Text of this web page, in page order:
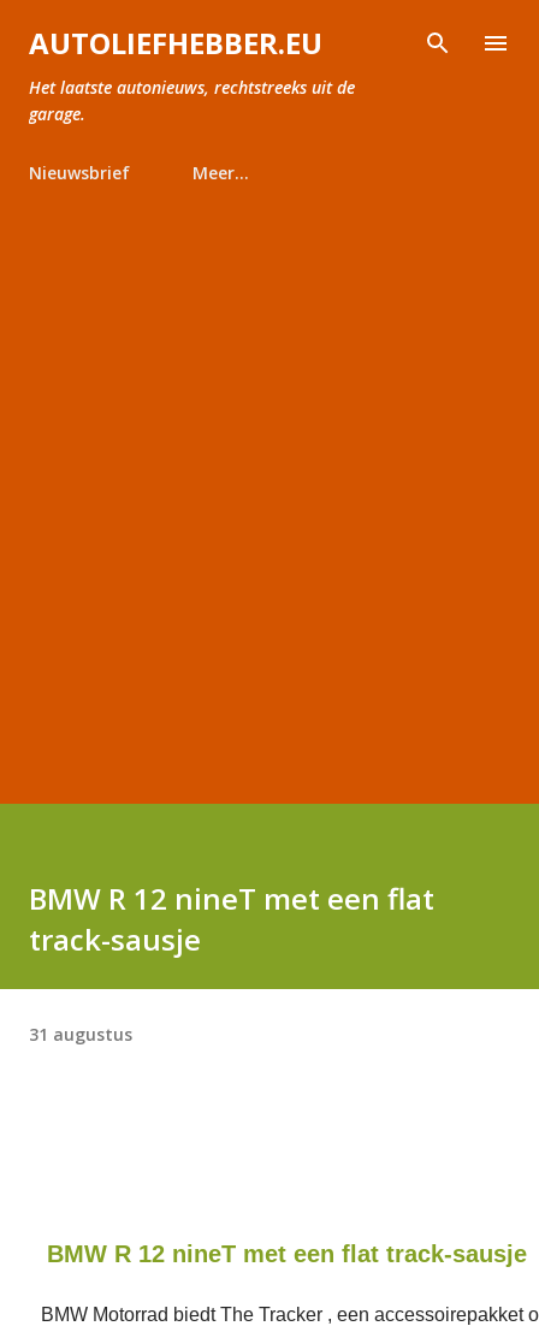
Doorgaan naar hoofdcontent
AUTOLIEFHEBBER.EU
Het laatste autonieuws, rechtstreeks uit de
garage.
Nieuwsbrief Meer…
BMW R 12 nineT met een flat
track-sausje
31 augustus
BMW R 12 nineT met een flat track-sausje
BMW Motorrad biedt The Tracker , een accessoirepakket